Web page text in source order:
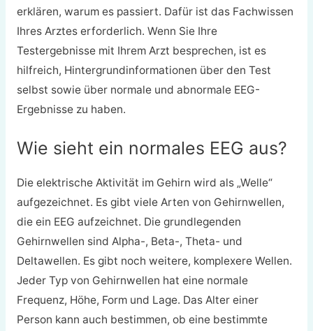
erklären, warum es passiert. Dafür ist das Fachwissen
Ihres Arztes erforderlich. Wenn Sie Ihre
Testergebnisse mit Ihrem Arzt besprechen, ist es
hilfreich, Hintergrundinformationen über den Test
selbst sowie über normale und abnormale EEG-
Ergebnisse zu haben.
Wie sieht ein normales EEG aus?
Die elektrische Aktivität im Gehirn wird als „Welle“
aufgezeichnet. Es gibt viele Arten von Gehirnwellen,
die ein EEG aufzeichnet. Die grundlegenden
Gehirnwellen sind Alpha-, Beta-, Theta- und
Deltawellen. Es gibt noch weitere, komplexere Wellen.
Jeder Typ von Gehirnwellen hat eine normale
Frequenz, Höhe, Form und Lage. Das Alter einer
Person kann auch bestimmen, ob eine bestimmte